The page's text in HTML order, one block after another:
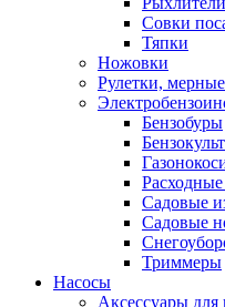
Совки
Тяпки
Ножовки
Рулетки,
Бензобуры
Садовые
Садовые
Триммеры
Насосы
Аксессуары для